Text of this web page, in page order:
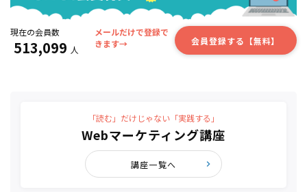
現在の会員数
513,099 人
メールだけで登録で
きます→
会員登録する【無料】
「読む」だけじゃない「実践する」
Webマーケティング講座
講座一覧へ